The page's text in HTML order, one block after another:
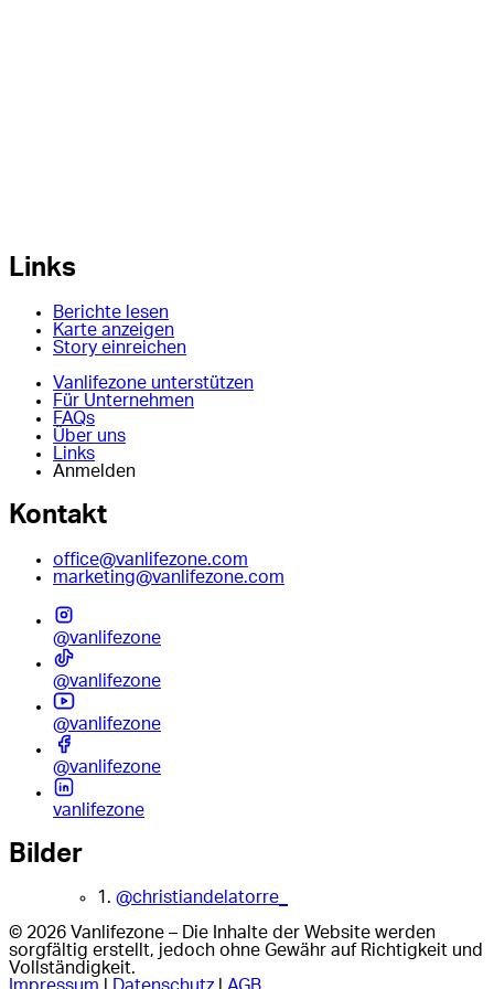
Links
Berichte lesen
Karte anzeigen
Story einreichen
Vanlifezone unterstützen
Für Unternehmen
FAQs
Über uns
Links
Anmelden
Kontakt
office@vanlifezone.com
marketing@vanlifezone.com
@vanlifezone
@vanlifezone
@vanlifezone
@vanlifezone
vanlifezone
Bilder
1. @christiandelatorre_
© 2026 Vanlifezone – Die Inhalte der Website werden
sorgfältig erstellt, jedoch ohne Gewähr auf Richtigkeit und
Vollständigkeit.